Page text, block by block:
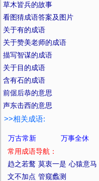
草木皆兵的故事
看图猜成语答案及图片
关于有的成语
关于赞美老师的成语
描写智谋的成语
关于目的成语
含有石的成语
前倨后恭的意思
声东击西的意思
>>相关成语:
万古常新 万事全休
常用成语导航：
趋之若鹜 莫衷一是 心猿意马
文不加点 管窥蠡测